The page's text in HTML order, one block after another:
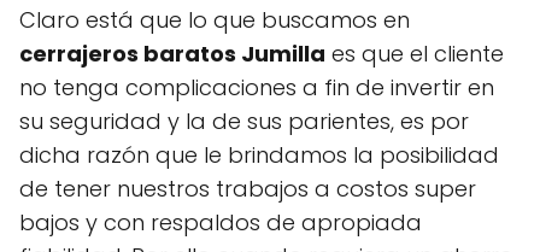
Claro está que lo que buscamos en
cerrajeros baratos Jumilla es que el cliente
no tenga complicaciones a fin de invertir en
su seguridad y la de sus parientes, es por
dicha razón que le brindamos la posibilidad
de tener nuestros trabajos a costos super
bajos y con respaldos de apropiada